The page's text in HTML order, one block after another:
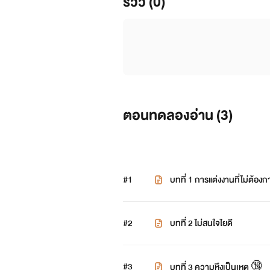
ตอนทดลองอ่าน (3)
#1 บทที่ 1 การแต่งงานที่ไม่ต้องก
#2 บทที่ 2 ไม่สนใจไยดี
#3 บทที่ 3 ความหึงเป็นเหตุ 🔞